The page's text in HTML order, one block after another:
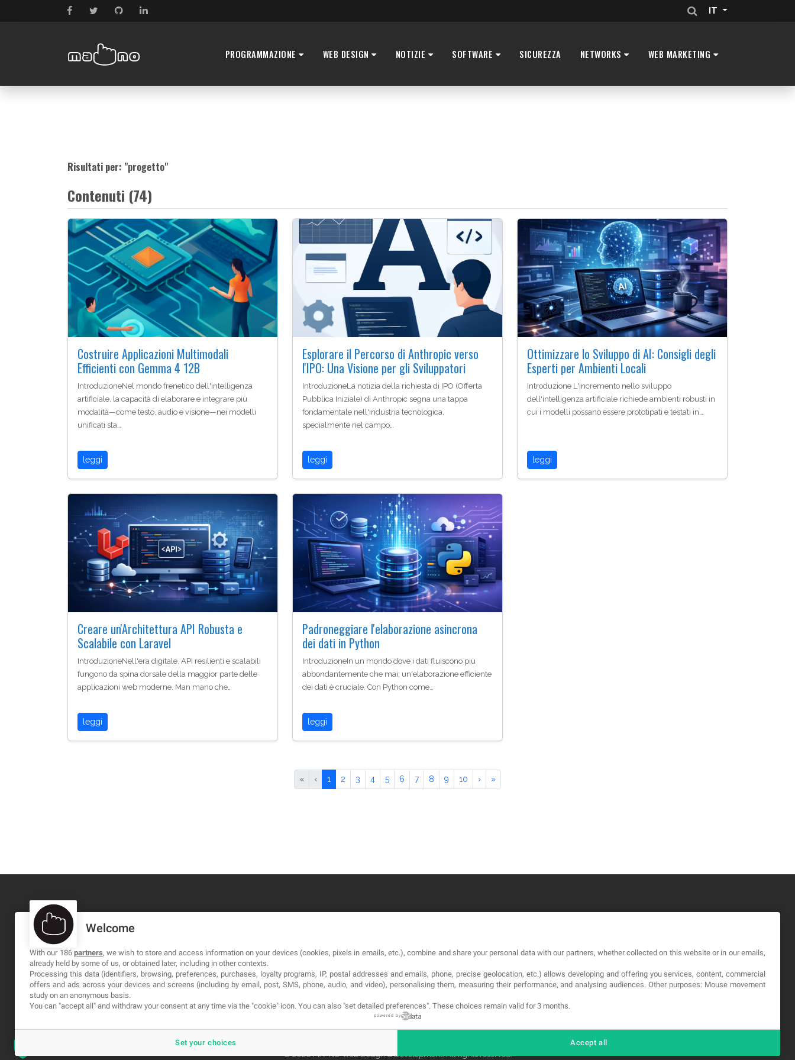
IT
PROGRAMMAZIONE WEB DESIGN NOTIZIE SOFTWARE SICUREZZA NETWORKS WEB MARKETING
Risultati per: "progetto"
Contenuti (74)
Costruire Applicazioni Multimodali
Efficienti con Gemma 4 12B
IntroduzioneNel mondo frenetico dell'intelligenza
artificiale, la capacità di elaborare e integrare più
modalità—come testo, audio e visione—nei modelli
unificati sta…
leggi
Esplorare il Percorso di Anthropic verso
l'IPO: Una Visione per gli Sviluppatori
IntroduzioneLa notizia della richiesta di IPO (Offerta
Pubblica Iniziale) di Anthropic segna una tappa
fondamentale nell'industria tecnologica,
specialmente nel campo…
leggi
Ottimizzare lo Sviluppo di AI: Consigli degli
Esperti per Ambienti Locali
Introduzione L'incremento nello sviluppo
dell'intelligenza artificiale richiede ambienti robusti in
cui i modelli possano essere prototipati e testati in…
leggi
Creare un'Architettura API Robusta e
Scalabile con Laravel
IntroduzioneNell'era digitale, API resilienti e scalabili
fungono da spina dorsale della maggior parte delle
applicazioni web moderne. Man mano che…
leggi
Padroneggiare l'elaborazione asincrona
dei dati in Python
IntroduzioneIn un mondo dove i dati fluiscono più
abbondantemente che mai, un'elaborazione efficiente
dei dati è cruciale. Con Python come…
leggi
« ‹ 1 2 3 4 5 6 7 8 9 10 › »
MA-NO WEB DESIGN AND DEVELOPMENT S.L.
C/ Nuredduna 22, 1-3, 07006
Palma de Mallorca, Baleares
Blog
Avviso Legale
© 2026 MA-NO Web Design & Development. All rights reserved.
Welcome
With our 186 partners, we wish to store and access information on your devices (cookies, pixels in emails, etc.), combine and share your personal data with our partners, whether collected on this website or in our emails,
already held by some of us, or obtained later, including in other contexts.
Processing this data (identifiers, browsing, preferences, purchases, loyalty programs, IP, postal addresses and emails, phone, precise geolocation, etc.) allows developing and offering you services, content, commercial
offers and ads across your devices and screens (including by email, post, SMS, phone, audio, and video), personalising them, measuring their performance, and analysing audiences. Other purposes: Mouse movement
study on an anonymous basis.
You can "accept all" and withdraw your consent at any time via the "cookie" icon. You can also "set detailed preferences". These choices remain valid for 3 months.
powered by
Set your choices Accept all